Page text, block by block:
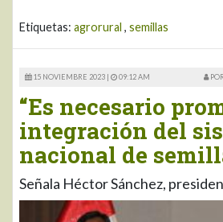
Etiquetas: agrorural , semillas
15 NOVIEMBRE 2023 | 09:12 AM
“Es necesario
integración del
nacional de
Señala Héctor Sánchez,